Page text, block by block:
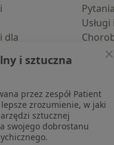
dla
Pomoc
Blog
i sztuczna
przez zespół Patient
zrozumienie, w jaki
sztucznej
swojego dobrostanu